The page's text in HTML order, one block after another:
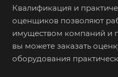
Квалификация и
оценщиков позволяют
имуществом компаний и
вы можете заказать
оборудования